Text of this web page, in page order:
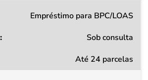
Empréstimo para BPC/LOAS
Sob consulta
Até 24 parcelas